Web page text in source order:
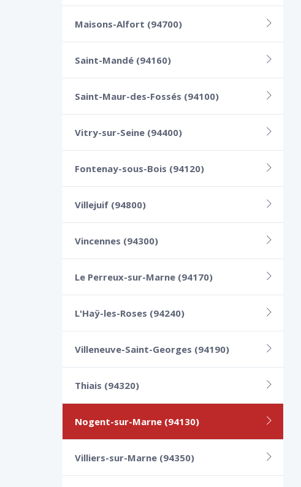
Maisons-Alfort (94700)
Saint-Mandé (94160)
Saint-Maur-des-Fossés (94100)
Vitry-sur-Seine (94400)
Fontenay-sous-Bois (94120)
Villejuif (94800)
Vincennes (94300)
Le Perreux-sur-Marne (94170)
L'Haÿ-les-Roses (94240)
Villeneuve-Saint-Georges (94190)
Thiais (94320)
Nogent-sur-Marne (94130)
Villiers-sur-Marne (94350)